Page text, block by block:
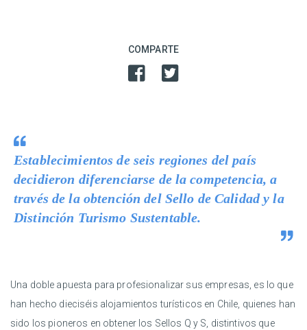
COMPARTE
Establecimientos de seis regiones del país
decidieron diferenciarse de la competencia, a
través de la obtención del Sello de Calidad y la
Distinción Turismo Sustentable.
Una doble apuesta para profesionalizar sus empresas, es lo que
han hecho dieciséis alojamientos turísticos en Chile, quienes han
sido los pioneros en obtener los Sellos Q y S, distintivos que